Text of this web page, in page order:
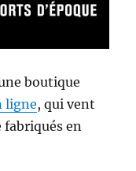
boutique
ligne, qui vent
fabriqués en